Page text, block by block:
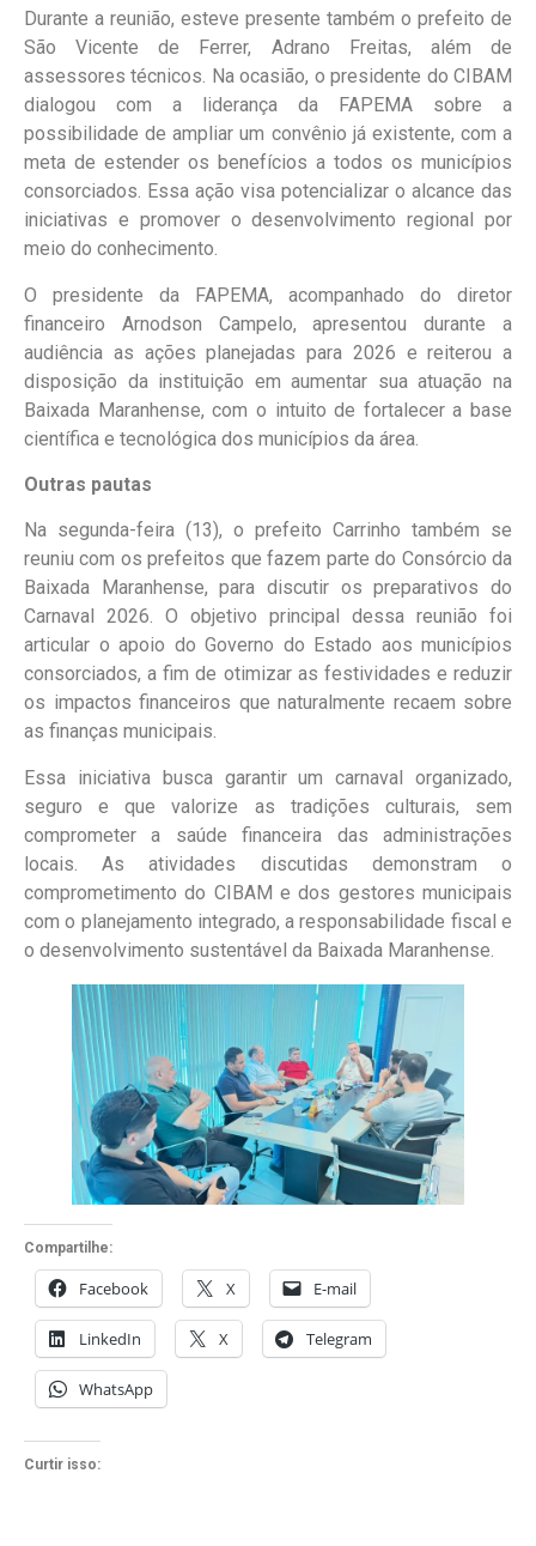
Durante a reunião, esteve presente também o prefeito de
São Vicente de Ferrer, Adrano Freitas, além de
assessores técnicos. Na ocasião, o presidente do CIBAM
dialogou com a liderança da FAPEMA sobre a
possibilidade de ampliar um convênio já existente, com a
meta de estender os benefícios a todos os municípios
consorciados. Essa ação visa potencializar o alcance das
iniciativas e promover o desenvolvimento regional por
meio do conhecimento.
O presidente da FAPEMA, acompanhado do diretor
financeiro Arnodson Campelo, apresentou durante a
audiência as ações planejadas para 2026 e reiterou a
disposição da instituição em aumentar sua atuação na
Baixada Maranhense, com o intuito de fortalecer a base
científica e tecnológica dos municípios da área.
Outras pautas
Na segunda-feira (13), o prefeito Carrinho também se
reuniu com os prefeitos que fazem parte do Consórcio da
Baixada Maranhense, para discutir os preparativos do
Carnaval 2026. O objetivo principal dessa reunião foi
articular o apoio do Governo do Estado aos municípios
consorciados, a fim de otimizar as festividades e reduzir
os impactos financeiros que naturalmente recaem sobre
as finanças municipais.
Essa iniciativa busca garantir um carnaval organizado,
seguro e que valorize as tradições culturais, sem
comprometer a saúde financeira das administrações
locais. As atividades discutidas demonstram o
comprometimento do CIBAM e dos gestores municipais
com o planejamento integrado, a responsabilidade fiscal e
o desenvolvimento sustentável da Baixada Maranhense.
Compartilhe:
Facebook X E-mail
LinkedIn X Telegram
WhatsApp
Curtir isso: